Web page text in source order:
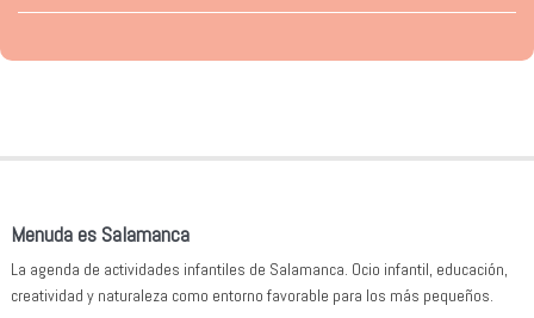
Menuda es Salamanca
La agenda de actividades infantiles de Salamanca. Ocio infantil, educación,
creatividad y naturaleza como entorno favorable para los más pequeños.